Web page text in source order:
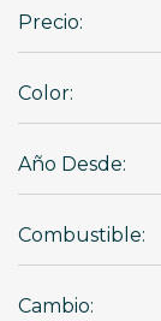
Precio:
Color:
Año Desde:
Combustible:
Cambio: